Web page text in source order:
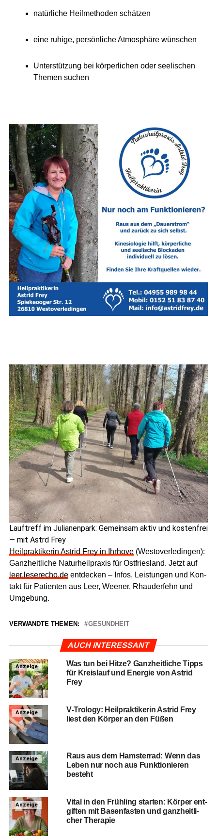
natür­li­che Heil­me­tho­den schätzen
eine ruhi­ge, per­sön­li­che Atmo­sphä­re wünschen
Unter­stüt­zung bei kör­per­li­chen oder see­li­schen
The­men suchen
Lauf­treff im Julia­nen­park: Gemein­sam aktiv und kos­ten­frei
— mit Astrd Frey
Heil­prak­ti­ke­rin Astrid Frey in Ihr­ho­ve(Wes­t­ov­er­le­din­gen):
Ganz­heit­li­che Natur­heil­pra­xis für Ost­fries­land. Jetzt auf
leer.leserecho.deent­de­cken – Infos, Leis­tun­gen und Kon­
takt für Pati­en­ten aus Leer, Wee­ner, Rhau­der­fehn und
Umgebung.
VERWANDTE THEMEN: GESUNDHEIT
AUCH INTERESSANT
Anzeige
Was tun bei Hit­ze? Ganz­heit­li­che Tipps
für Kreis­lauf und Ener­gie von Astrid
Frey
Anzeige
V‑Trology: Heil­prak­ti­ke­rin Astrid Frey
liest den Kör­per an den Füßen
Anzeige
Raus aus dem Hams­ter­rad: Wenn das
Leben nur noch aus Funk­tio­nie­ren
besteht
Anzeige
Vital in den Früh­ling star­ten: Kör­per ent­
gif­ten mit Basen­fas­ten und ganz­heit­li­
cher Therapie